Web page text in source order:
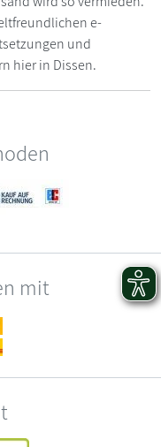
e-
und
hier in Dissen.
mit